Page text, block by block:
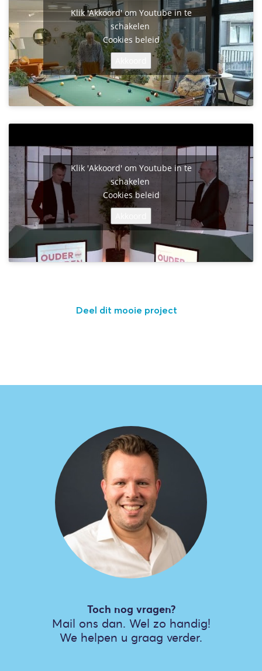
Klik 'Akkoord' om Youtube in te
schakelen
Cookies beleid
Klik 'Akkoord' om Youtube in te
schakelen
Cookies beleid
Deel dit mooie project
Toch nog vragen?
Mail ons dan. Wel zo handig!
We helpen u graag verder.